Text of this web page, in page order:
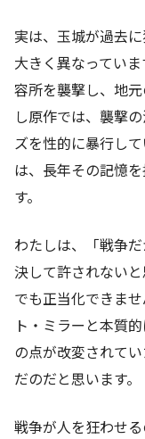
実は、玉城が過去
大きく異なってい
容所を襲撃し、地
し原作では、襲撃
ズを性的に暴行し
は、長年その記憶
す。
わたしは、「戦争
決して許されない
でも正当化できま
ト・ミラーと本質
の点が改変されて
だのだと思います。
戦争が人を狂わせ